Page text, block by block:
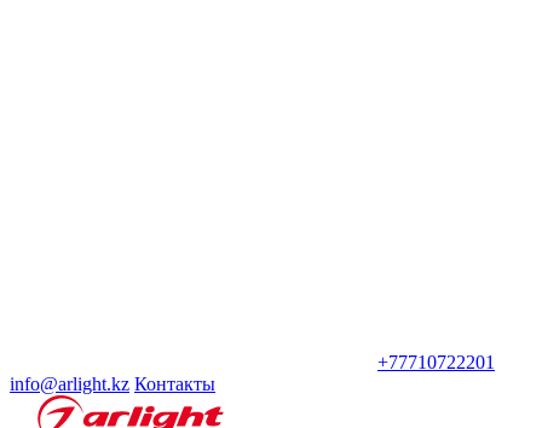
+77710722201
info@arlight.kz Контакты